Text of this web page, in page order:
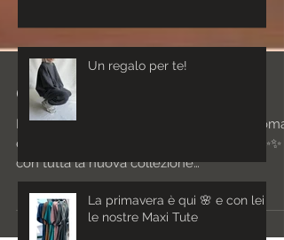
Questo week-end!!
Buongiorno🌞 Nuovo appuntamento!!
e domenica mi trovate a Commonplace✨✨
con tutta la nuova collezione
primavera/estate ✨✨ Vi...
Un regalo per te!
La primavera è qui 🌸 e con lei
le nostre Maxi Tute